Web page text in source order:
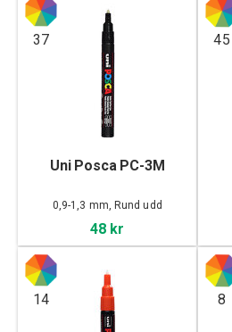
37
Uni Posca PC-3M
0,9-1,3 mm, Rund udd
48 kr
45
14 8